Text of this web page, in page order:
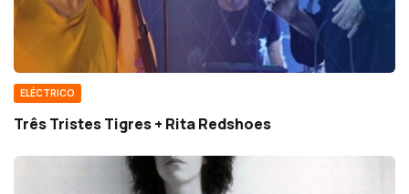
ELÉCTRICO
Três Tristes Tigres + Rita Redshoes